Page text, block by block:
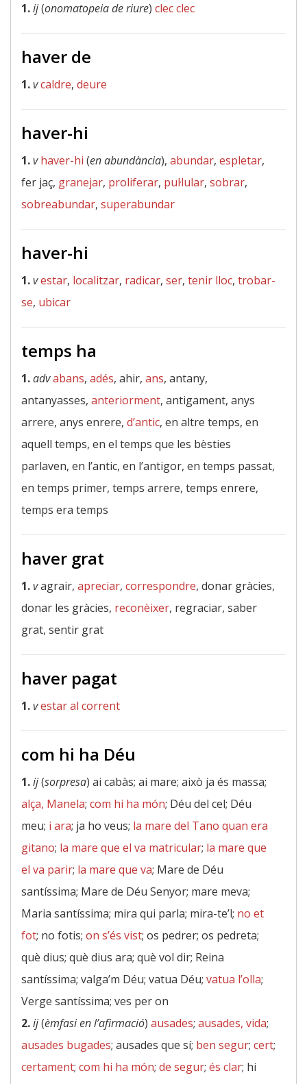
1.ij(onomatopeia de riure) clec clec
haver de
1.vcaldre, deure
haver-hi
1.v haver-hi (en abundància), abundar, espletar,
fer jaç, granejar, proliferar, pul·lular, sobrar,
sobreabundar, superabundar
haver-hi
1.vestar, localitzar, radicar, ser, tenir lloc, trobar-
se, ubicar
temps ha
1.advabans, adés, ahir, ans, antany,
antanyasses, anteriorment, antigament, anys
arrere, anys enrere, d’antic, en altre temps, en
aquell temps, en el temps que les bèsties
parlaven, en l’antic, en l’antigor, en temps passat,
en temps primer, temps arrere, temps enrere,
temps era temps
haver grat
1.vagrair, apreciar, correspondre, donar gràcies,
donar les gràcies, reconèixer, regraciar, saber
grat, sentir grat
haver pagat
1.vestar al corrent
com hi ha Déu
1.ij(sorpresa) ai cabàs; ai mare; això ja és massa;
alça, Manela; com hi ha món; Déu del cel; Déu
meu; i ara; ja ho veus; la mare del Tano quan era
gitano; la mare que el va matricular; la mare que
el va parir; la mare que va; Mare de Déu
santíssima; Mare de Déu Senyor; mare meva;
Maria santíssima; mira qui parla; mira-te’l; no et
fot; no fotis; on s’és vist; os pedrer; os pedreta;
què dius; què dius ara; què vol dir; Reina
santíssima; valga’m Déu; vatua Déu; vatua l’olla;
Verge santíssima; ves per on
2.ij(èmfasi en l’afirmació) ausades; ausades, vida;
ausades bugades; ausades que sí; ben segur; cert;
certament; com hi ha món; de segur; és clar; hi